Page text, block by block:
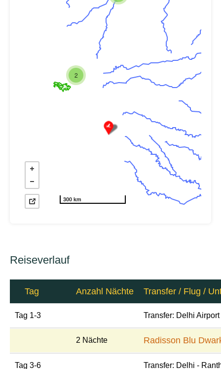
2
300 km
Reiseverlauf
Tag Anzahl Nächte Transfer / Flug /
Tag 1-3 Transfer: Delhi
2 Nächte Radisson Blu
Tag 3-6 Transfer: Delhi -